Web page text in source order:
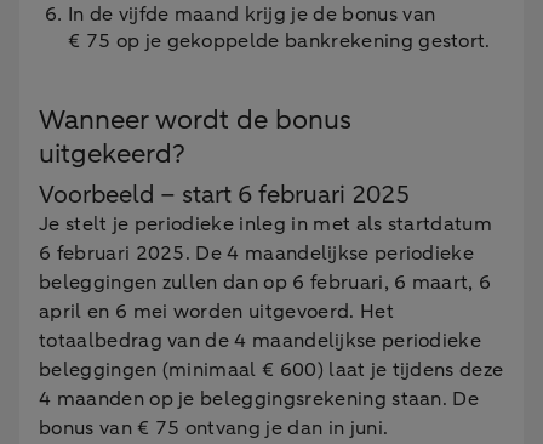
In de vijfde maand krijg je de bonus van
€ 75 op je gekoppelde bankrekening gestort.
Wanneer wordt de bonus
uitgekeerd?
Voorbeeld – start 6 februari 2025
Je stelt je periodieke inleg in met als startdatum
6 februari 2025. De 4 maandelijkse periodieke
beleggingen zullen dan op 6 februari, 6 maart, 6
april en 6 mei worden uitgevoerd. Het
totaalbedrag van de 4 maandelijkse periodieke
beleggingen (minimaal € 600) laat je tijdens deze
4 maanden op je beleggingsrekening staan. De
bonus van € 75 ontvang je dan in juni.